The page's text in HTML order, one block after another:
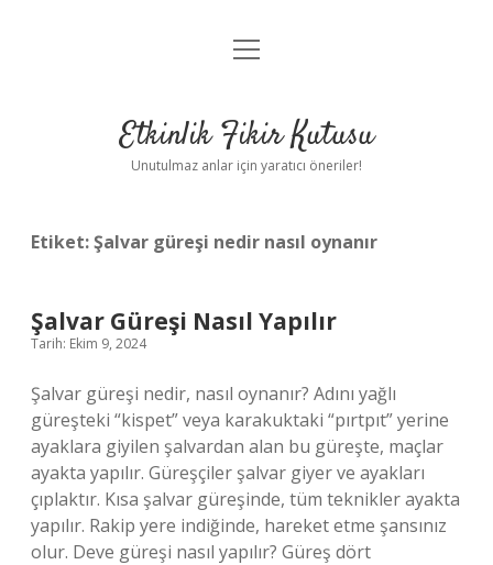
Anasayfa
Yasal Uyarı
menüyü
Etkinlik Fikir Kutusu
Unutulmaz anlar için yaratıcı öneriler!
Etiket:Şalvar güreşi nedir nasıl oynanır
Şalvar Güreşi Nasıl Yapılır
Tarih: Ekim 9, 2024
Şalvar güreşi nedir, nasıl oynanır? Adını yağlı
güreşteki “kispet” veya karakuktaki “pırtpıt” yerine
ayaklara giyilen şalvardan alan bu güreşte, maçlar
ayakta yapılır. Güreşçiler şalvar giyer ve ayakları
çıplaktır. Kısa şalvar güreşinde, tüm teknikler ayakta
yapılır. Rakip yere indiğinde, hareket etme şansınız
olur. Deve güreşi nasıl yapılır? Güreş dört